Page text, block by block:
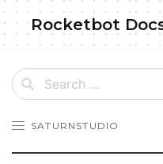
Skip
to
content
Rocketbot
SATURNSTUDIO